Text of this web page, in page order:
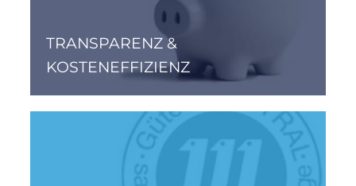
TRANSPARENZ &
KOSTENEFFIZIENZ